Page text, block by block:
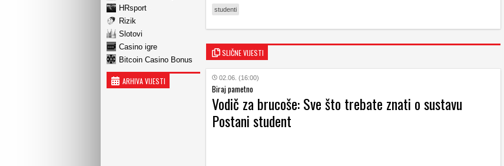
HRsport
Rizik
Slotovi
Casino igre
Bitcoin Casino Bonus
ARHIVA VIJESTI
studenti
SLIČNE VIJESTI
02.06. (16:00)
Biraj pametno
Vodič za brucoše: Sve što trebate znati o sustavu
Postani student